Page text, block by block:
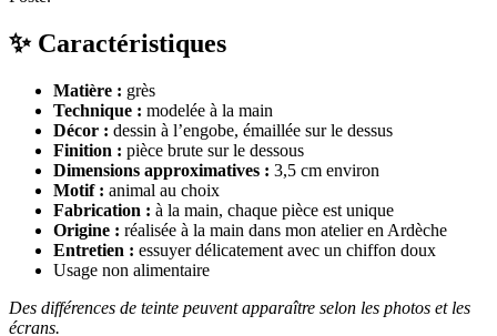
✨ Caractéristiques
Matière : grès
Technique : modelée à la main
Décor : dessin à l’engobe, émaillée sur le dessus
Finition : pièce brute sur le dessous
Dimensions approximatives : 3,5 cm environ
Motif : animal au choix
Fabrication : à la main, chaque pièce est unique
Origine : réalisée à la main dans mon atelier en Ardèche
Entretien : essuyer délicatement avec un chiffon doux
Usage non alimentaire
Des différences de teinte peuvent apparaître selon les photos et les
écrans.